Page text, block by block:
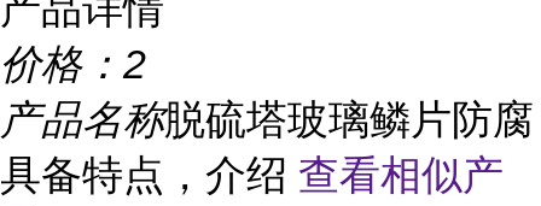
价格： 2
产品名称脱硫塔玻璃鳞片防腐
具备特点，介绍 查看相似产